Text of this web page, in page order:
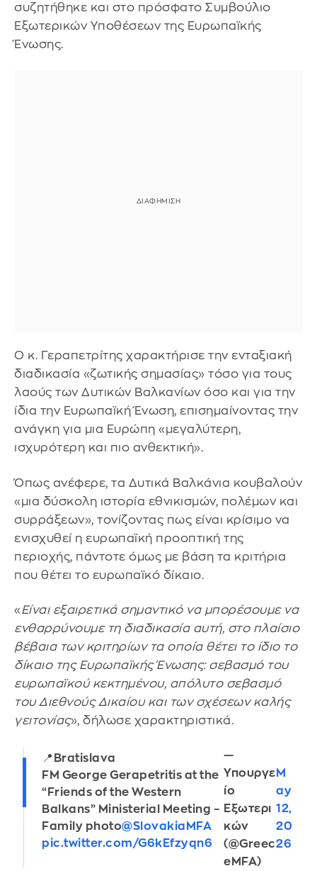
συζητήθηκε και στο πρόσφατο Συμβούλιο
Εξωτερικών Υποθέσεων της Ευρωπαϊκής
Ένωσης.
Ο κ. Γεραπετρίτης χαρακτήρισε την ενταξιακή
διαδικασία «ζωτικής σημασίας» τόσο για τους
λαούς των Δυτικών Βαλκανίων όσο και για την
ίδια την Ευρωπαϊκή Ένωση, επισημαίνοντας την
ανάγκη για μια Ευρώπη «μεγαλύτερη,
ισχυρότερη και πιο ανθεκτική».
Όπως ανέφερε, τα Δυτικά Βαλκάνια κουβαλούν
«μια δύσκολη ιστορία εθνικισμών, πολέμων και
συρράξεων», τονίζοντας πως είναι κρίσιμο να
ενισχυθεί η ευρωπαϊκή προοπτική της
περιοχής, πάντοτε όμως με βάση τα κριτήρια
που θέτει το ευρωπαϊκό δίκαιο.
«Είναι εξαιρετικά σημαντικό να μπορέσουμε να
ενθαρρύνουμε τη διαδικασία αυτή, στο πλαίσιο
βέβαια των κριτηρίων τα οποία θέτει το ίδιο το
δίκαιο της Ευρωπαϊκής Ένωσης: σεβασμό του
ευρωπαϊκού κεκτημένου, απόλυτο σεβασμό
του Διεθνούς Δικαίου και των σχέσεων καλής
γειτονίας», δήλωσε χαρακτηριστικά.
📍Bratislava
FM George Gerapetritis at the
“Friends of the Western
Balkans” Ministerial Meeting –
Family photo@SlovakiaMFA
pic.twitter.com/G6kEfzyqn6
—
Υπουργε
ίο
Εξωτερι
κών
(@Greec
eMFA)
M
ay
12,
20
26